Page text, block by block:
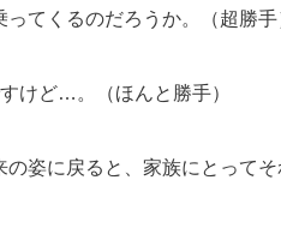
てくるのだろうか。（超勝手
けど…。（ほんと勝手）
姿に戻ると、家族にとって